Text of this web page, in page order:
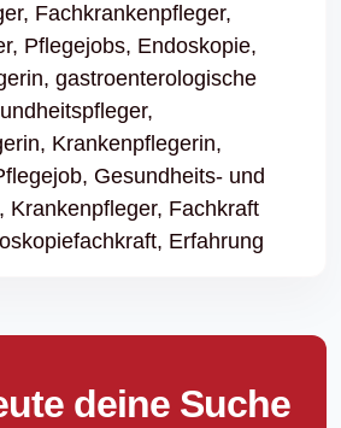
Fachkrankenpfleger,
Pflegejobs, Endoskopie,
gastroenterologische
Krankenpflegerin,
Gesundheits- und
Krankenpfleger, Fachkraft
Erfahrung
deine Suche